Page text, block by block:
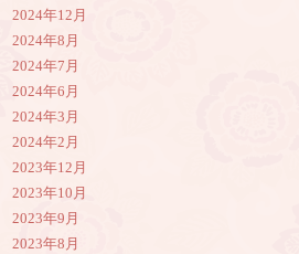
2024年12月
2024年8月
2024年7月
2024年6月
2024年3月
2024年2月
2023年12月
2023年10月
2023年9月
2023年8月